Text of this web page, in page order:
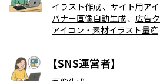
イラスト作成、 サイト用ア
バナー画像自動生成、 広告
アイコン・素材イラスト量産
【SNS運営者】